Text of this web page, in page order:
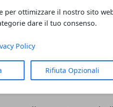
per ottimizzare il nostro sito
dare il tuo consenso.
Policy
Rifiuta Opzionali
quando la riunione è
menti più brillanti hanno
per volta per evitare